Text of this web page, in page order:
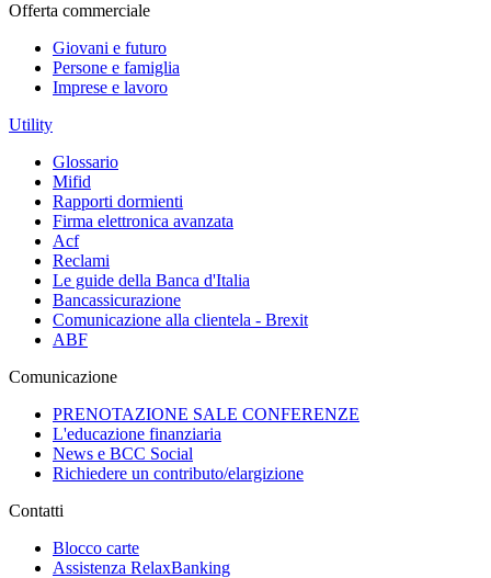
Offerta commerciale
Giovani e futuro
Persone e famiglia
Imprese e lavoro
Utility
Glossario
Mifid
Rapporti dormienti
Firma elettronica avanzata
Acf
Reclami
Le guide della Banca d'Italia
Bancassicurazione
Comunicazione alla clientela - Brexit
ABF
Comunicazione
PRENOTAZIONE SALE CONFERENZE
L'educazione finanziaria
News e BCC Social
Richiedere un contributo/elargizione
Contatti
Blocco carte
Assistenza RelaxBanking